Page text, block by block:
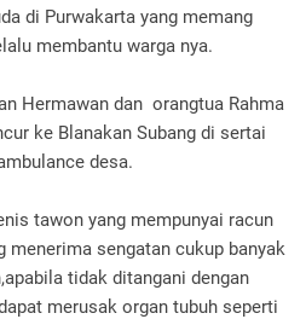
di Purwakarta yang memang
membantu warga nya.
Hermawan dan orangtua Rahma
ke Blanakan Subang di sertai
desa.
tawon yang mempunyai racun
menerima sengatan cukup banyak
tidak ditangani dengan
merusak organ tubuh seperti